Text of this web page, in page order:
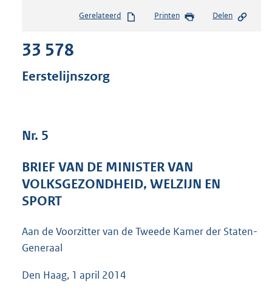
s
e
:
b
Gerelateerd Printen Delen
33 578
Eerstelijnszorg
Nr. 5
BRIEF VAN DE MINISTER VAN
VOLKSGEZONDHEID, WELZIJN EN
SPORT
Aan de Voorzitter van de Tweede Kamer der Staten-
Generaal
Den Haag, 1 april 2014